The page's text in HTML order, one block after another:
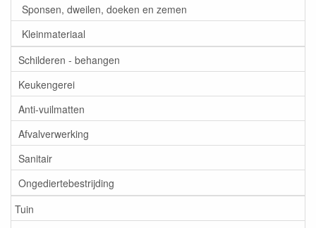
Sponsen, dweilen, doeken en zemen
Kleinmateriaal
Schilderen - behangen
Keukengerei
Anti-vuilmatten
Afvalverwerking
Sanitair
Ongediertebestrijding
Tuin